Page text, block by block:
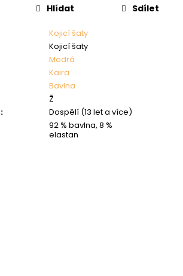
Kojicí šaty
Kojicí šaty
Modrá
Kaira
Bavlna
Ž
:
Dospělí (13 let a více)
92 % bavlna, 8 %
elastan
Hlídat Sdílet